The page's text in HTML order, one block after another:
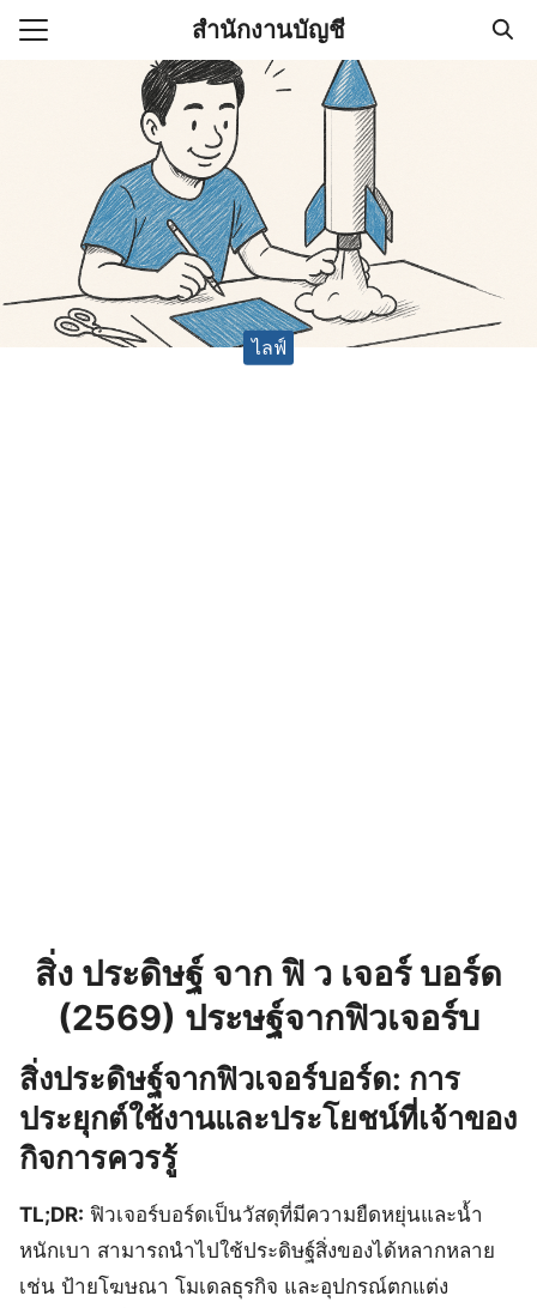
Skip
สำนักงานบัญชี
านบัญชี (Accounting
ช่วยสำคัญในการบริหาร
ไลฟ์
สิ่ง ประดิษฐ์ จาก ฟิ ว เจอร์ บอร์ด
(2569) ประษฐ์จากฟิวเจอร์บ
สิ่งประดิษฐ์จากฟิวเจอร์บอร์ด: การ
ประยุกต์ใช้งานและประโยชน์ที่เจ้าของ
กิจการควรรู้
TL;DR: ฟิวเจอร์บอร์ดเป็นวัสดุที่มีความยืดหยุ่นและน้ำ
หนักเบา สามารถนำไปใช้ประดิษฐ์สิ่งของได้หลากหลาย
เช่น ป้ายโฆษณา โมเดลธุรกิจ และอุปกรณ์ตกแต่ง